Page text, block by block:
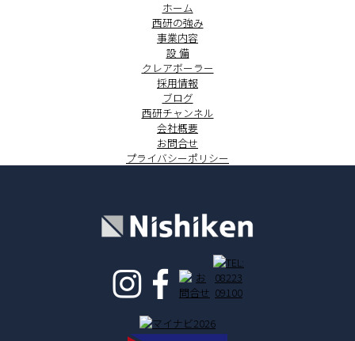
ホーム
西研の強み
事業内容
設 備
クレアボーラー
採用情報
ブログ
西研チャンネル
会社概要
お問合せ
プライバシーポリシー